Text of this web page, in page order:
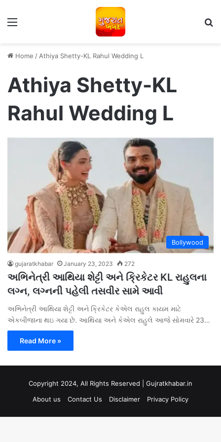
Home / Athiya Shetty-KL Rahul Wedding L
Athiya Shetty-KL
Rahul Wedding L
Bollywood
gujaratkhabar January 23, 2023 272
અભિનેત્રી આથિયા શેટ્ટી અને ક્રિકેટર KL રાહુલના
લગ્ન, લગ્નની પહેલી તસવીર સામે આવી
અભિનેત્રી આથિયા શેટ્ટી અને ક્રિકેટર કેએલ રાહુલ કાયમ માટે
એકબીજાના થઇ ગયા છે. આથિયા અને કેએલ રાહુલે આજે સોમવારે 23…
Read More »
Copyright 2024, All Rights Reserved | Gujratkhabar.in
About us
Contact Us Disclaimer Privacy Policy